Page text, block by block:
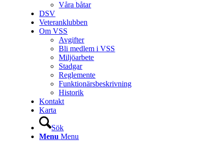
Våra båtar
DSV
Veteranklubben
Om VSS
Avgifter
Bli medlem i VSS
Miljöarbete
Stadgar
Reglemente
Funktionärsbeskrivning
Historik
Kontakt
Karta
Sök
Menu Menu